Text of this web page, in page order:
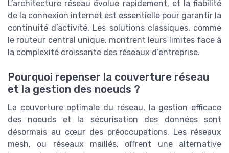
L’architecture réseau évolue rapidement, et la fiabilité
de la connexion internet est essentielle pour garantir la
continuité d’activité. Les solutions classiques, comme
le routeur central unique, montrent leurs limites face à
la complexité croissante des réseaux d’entreprise.
Pourquoi repenser la couverture réseau
et la gestion des noeuds ?
La couverture optimale du réseau, la gestion efficace
des noeuds et la sécurisation des données sont
désormais au cœur des préoccupations. Les réseaux
mesh, ou réseaux maillés, offrent une alternative